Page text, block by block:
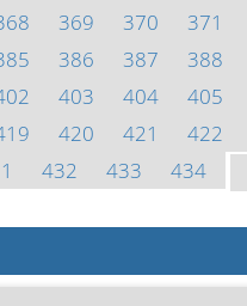
369 370 371
386 387 388
403 404 405
420 421 422
432 433 434